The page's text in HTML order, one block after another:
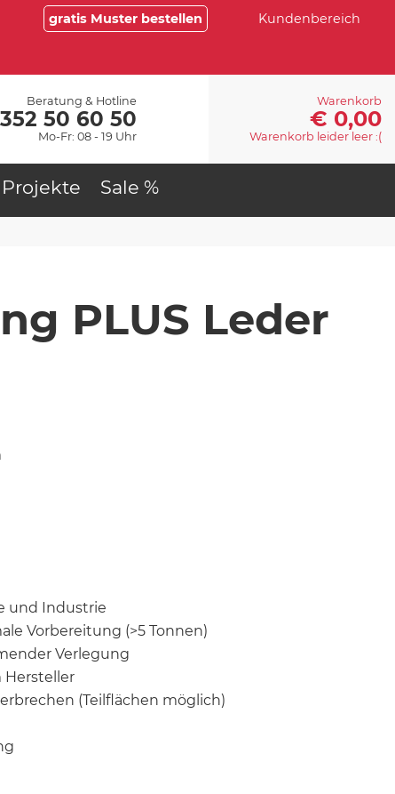
gratis Muster bestellen Kundenbereich
Beratung & Hotline
50 60 50
Mo-Fr: 08 - 19 Uhr
Warenkorb
€ 0,00
Warenkorb leider leer :(
Projekte Sale %
PLUS Leder
und Industrie
Vorbereitung (>5 Tonnen)
Verlegung
Hersteller
(Teilflächen möglich)